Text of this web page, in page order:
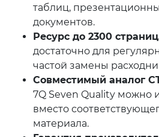
таблиц,
документов.
Ресурс до 2300
достаточно для
частой замены
Совместимый аналог
7Q Seven Quality можно
вместо
материала.